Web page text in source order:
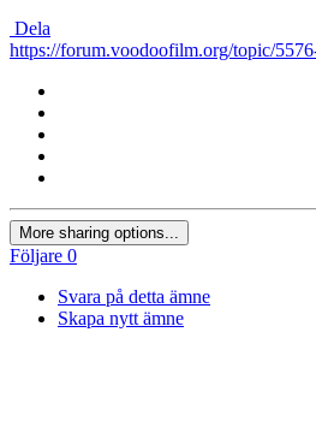
Dela
https://forum.voodoofilm.org/topic/
More sharing options...
Följare 0
Svara på detta ämne
Skapa nytt ämne